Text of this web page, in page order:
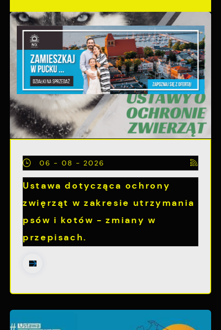
06 - 08 - 2026
Ustawa dotycząca ochrony
zwięrząt w zakresie utrzymania
psów i kotów - zmiany w
przepisach.